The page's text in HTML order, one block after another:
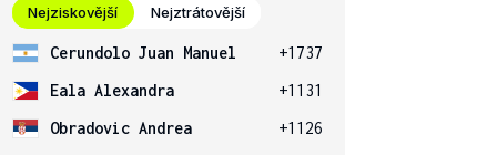
Nejziskovější Nejztrátovější
Cerundolo Juan Manuel
+1737
Eala Alexandra
+1131
Obradovic Andrea
+1126